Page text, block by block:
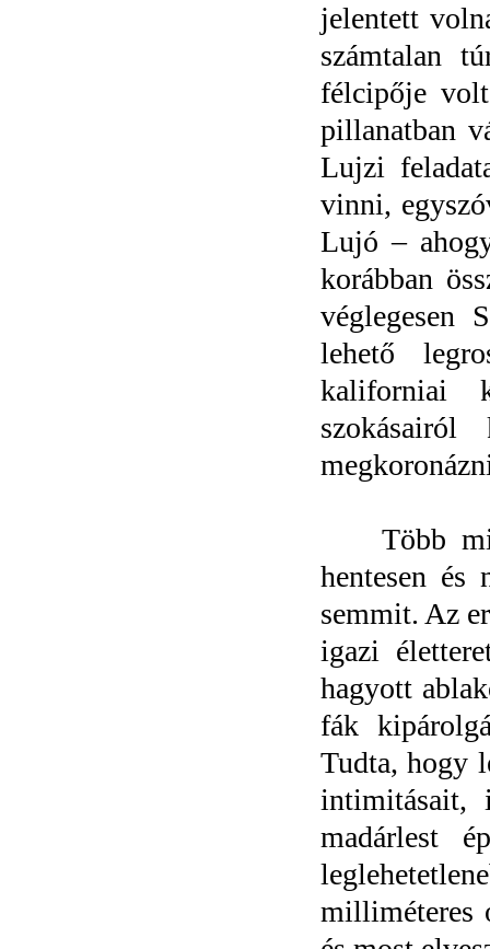
jelentett
számtalan
félcipője
pillanatban
Lujzi
vinni,
Lujó –
korábban
véglegesen
lehető
kaliforniai
szokásairól
Több
hentesen
semmit. Az
igazi
hagyott
fák
Tudta, hogy
intimitásait,
madárlest
milliméteres